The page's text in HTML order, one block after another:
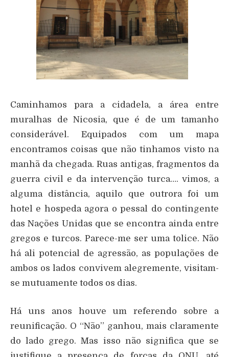
Caminhamos para a cidadela, a área entre
muralhas de Nicosia, que é de um tamanho
considerável. Equipados com um mapa
encontramos coisas que não tinhamos visto na
manhã da chegada. Ruas antigas, fragmentos da
guerra civil e da intervenção turca…. vimos, a
alguma distância, aquilo que outrora foi um
hotel e hospeda agora o pessal do contingente
das Nações Unidas que se encontra ainda entre
gregos e turcos. Parece-me ser uma tolice. Não
há ali potencial de agressão, as populações de
ambos os lados convivem alegremente, visitam-
se mutuamente todos os dias.
Há uns anos houve um referendo sobre a
reunificação. O “Não” ganhou, mais claramente
do lado grego. Mas isso não significa que se